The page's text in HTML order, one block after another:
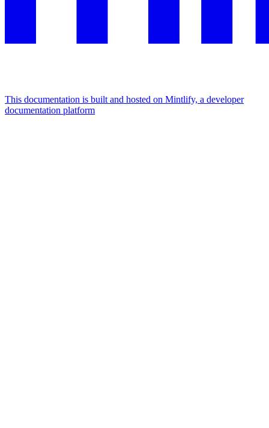
This documentation is built and hosted on Mintlify, a developer
documentation platform